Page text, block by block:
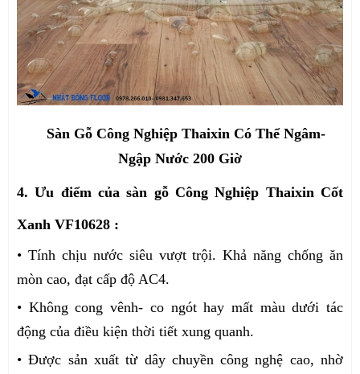
Sàn Gỗ Công Nghiệp Thaixin Có Thể Ngâm-
Ngập Nước 200 Giờ
4. Ưu điểm của sàn gỗ Công Nghiệp Thaixin Cốt
Xanh VF10628 :
• Tính chịu nước siêu vượt trội. Khả năng chống ăn
mòn cao, đạt cấp độ AC4.
• Không cong vênh- co ngót hay mất màu dưới tác
động của điều kiện thời tiết xung quanh.
• Được sản xuất từ dây chuyền công nghệ cao, nhờ